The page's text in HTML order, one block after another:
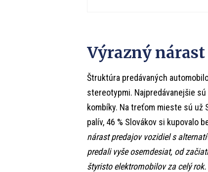
Výrazný
Štruktúra predávaných
stereotypmi. Najpredávanejšie
kombíky. Na treťom mieste sú už
palív, 46 % Slovákov si kupovalo
nárast predajov vozidiel s
predali vyše osemdesiat, od
štyristo elektromobilov za celý